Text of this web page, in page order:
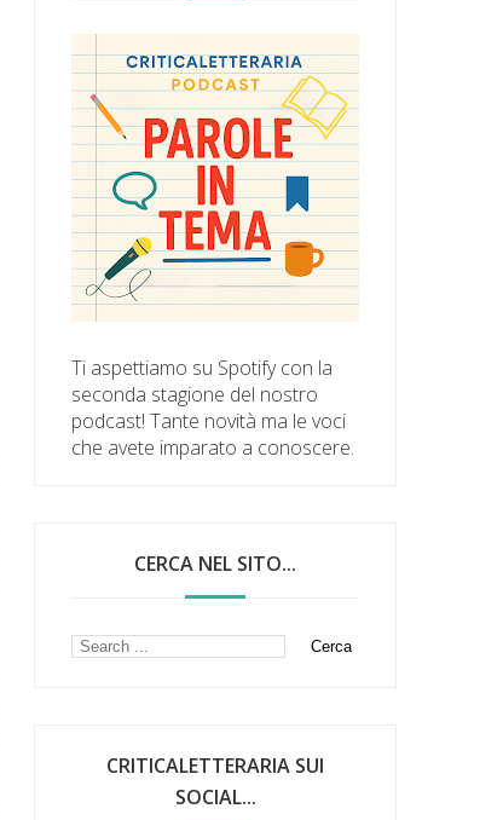
Ti aspettiamo su Spotify con la
seconda stagione del nostro
podcast! Tante novità ma le voci
che avete imparato a conoscere.
CERCA NEL SITO...
CRITICALETTERARIA SUI
SOCIAL...